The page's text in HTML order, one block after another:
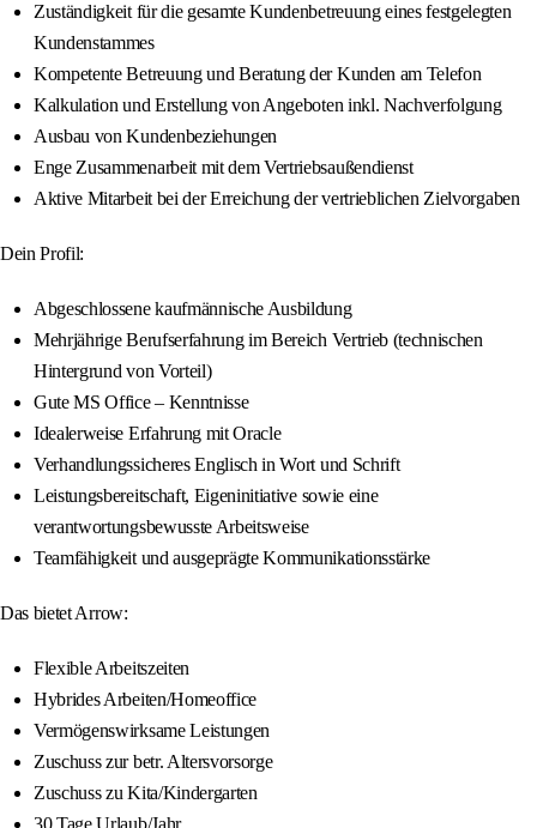
Zuständigkeit für die gesamte Kundenbetreuung eines festgelegten
Kundenstammes
Kompetente Betreuung und Beratung der Kunden am Telefon
Kalkulation und Erstellung von Angeboten inkl. Nachverfolgung
Ausbau von Kundenbeziehungen
Enge Zusammenarbeit mit dem Vertriebsaußendienst
Aktive Mitarbeit bei der Erreichung der vertrieblichen Zielvorgaben
Dein Profil:
Abgeschlossene kaufmännische Ausbildung
Mehrjährige Berufserfahrung im Bereich Vertrieb (technischen
Hintergrund von Vorteil)
Gute MS Office – Kenntnisse
Idealerweise Erfahrung mit Oracle
Verhandlungssicheres Englisch in Wort und Schrift
Leistungsbereitschaft, Eigeninitiative sowie eine
verantwortungsbewusste Arbeitsweise
Teamfähigkeit und ausgeprägte Kommunikationsstärke
Das bietet Arrow:
Flexible Arbeitszeiten
Hybrides Arbeiten/Homeoffice
Vermögenswirksame Leistungen
Zuschuss zur betr. Altersvorsorge
Zuschuss zu Kita/Kindergarten